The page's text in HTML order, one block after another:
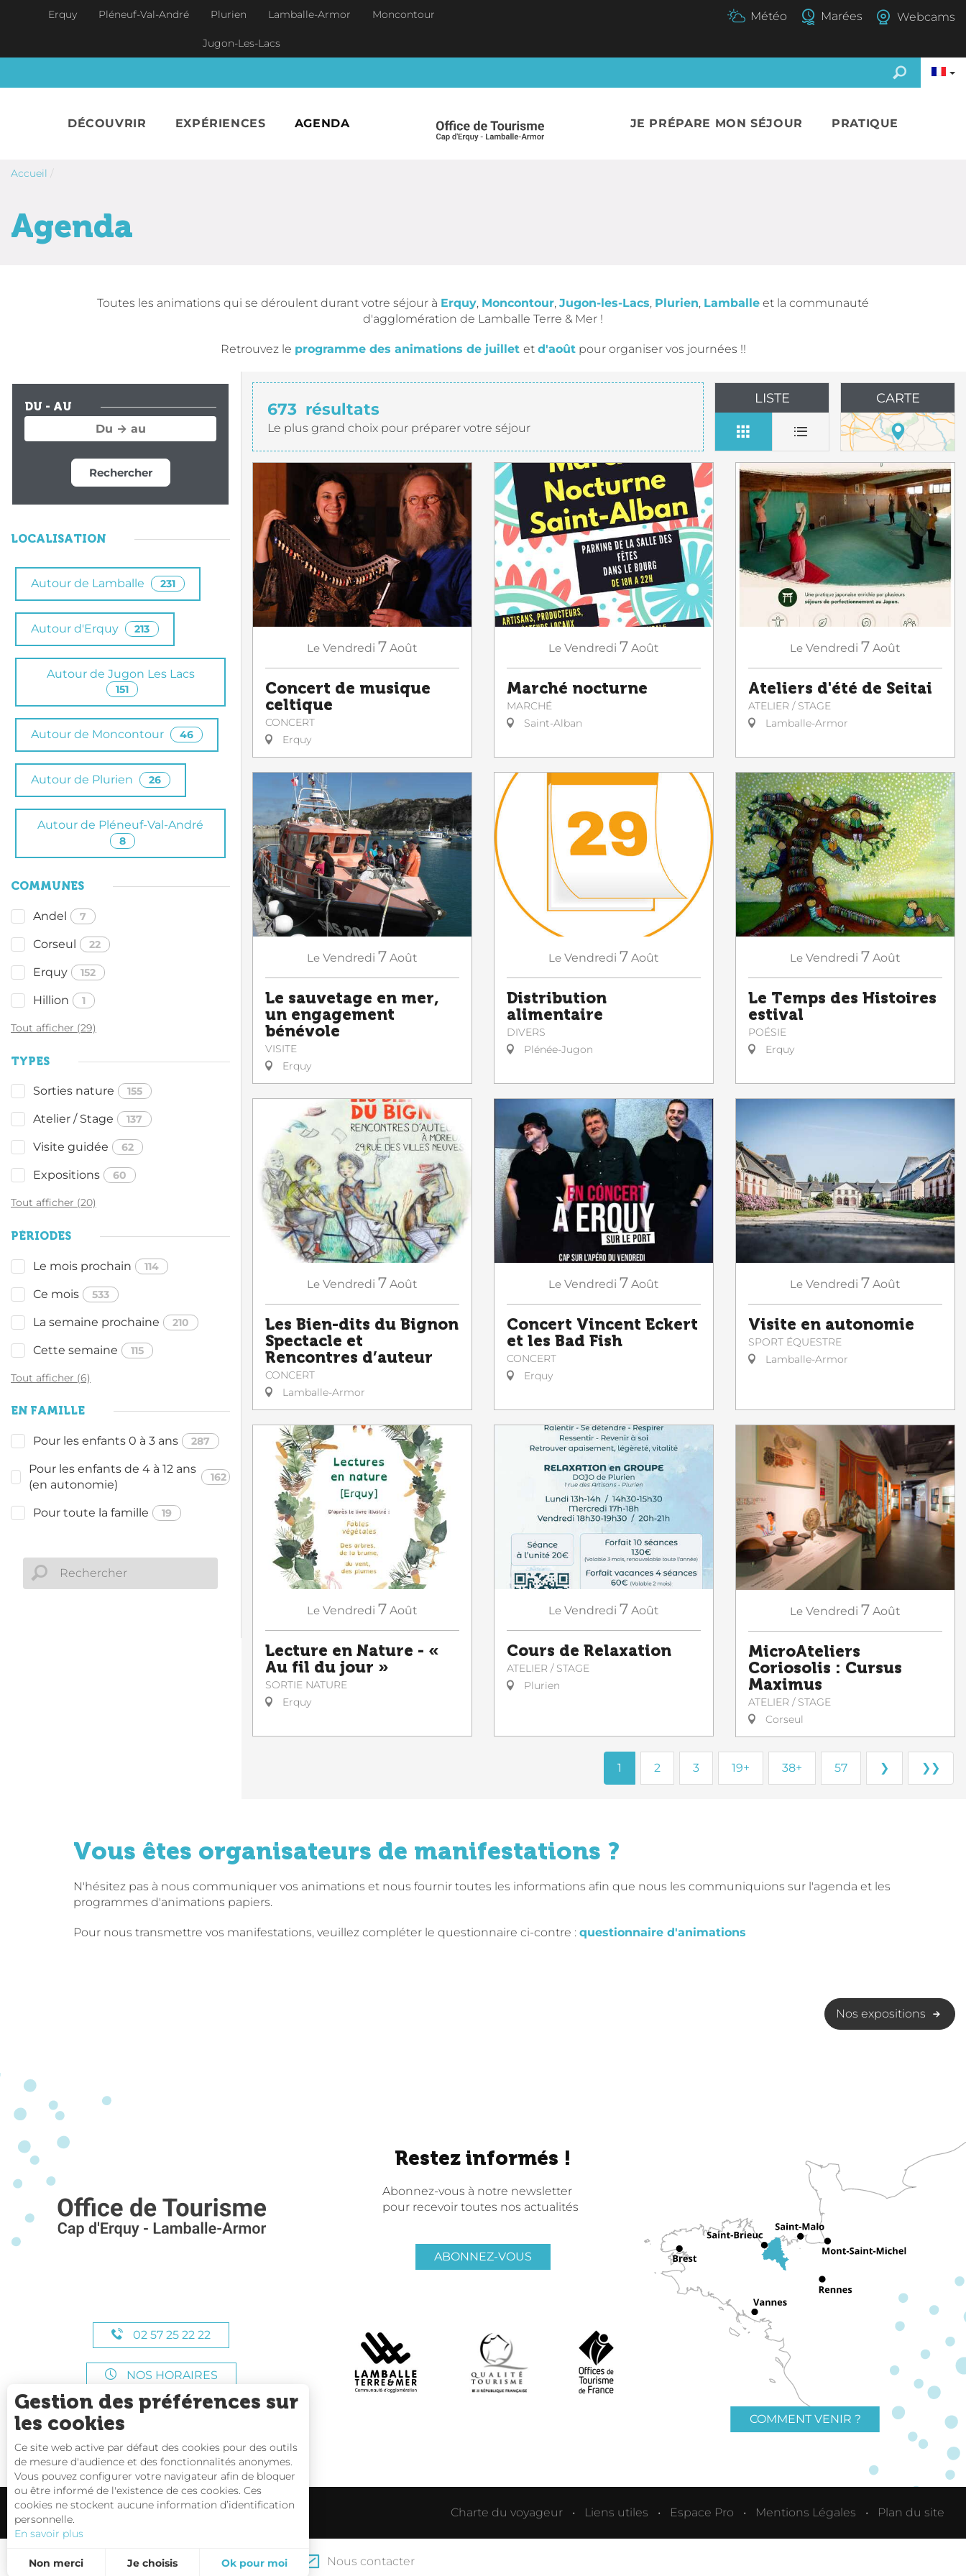
Aller au contenu principal
Erquy Pléneuf-Val-André Plurien Lamballe-Armor Moncontour
Jugon-Les-Lacs
Webcams
DÉCOUVRIR EXPÉRIENCES AGENDA JE PRÉPARE MON SÉJOUR PRATIQUE
Accueil /
Agenda
Toutes les animations qui se déroulent durant votre séjour à Erquy, Moncontour, Jugon-les-Lacs, Plurien, Lamballe et la communauté
d'agglomération de Lamballe Terre & Mer !
Retrouvez le programme des animations de juillet et d'aoûtpour organiser vos journées !!
DU - AU
Rechercher
LOCALISATION
Autour de Lamballe 231
Autour d'Erquy 213
Autour de Jugon Les Lacs
151
Autour de Moncontour 46
Autour de Plurien 26
Autour de Pléneuf-Val-André
8
COMMUNES
Andel 7
Corseul 22
Erquy 152
Hillion 1
Tout afficher (29)
TYPES
Sorties nature 155
Atelier / Stage 137
Visite guidée 62
Expositions 60
Tout afficher (20)
PÉRIODES
Le mois prochain 114
Ce mois 533
La semaine prochaine 210
Cette semaine 115
Tout afficher (6)
EN FAMILLE
Pour les enfants 0 à 3 ans 287
Pour les enfants de 4 à 12 ans
(en autonomie)
162
Pour toute la famille 19
673 résultats
Le plus grand choix pour préparer votre séjour
LISTE CARTE
Le Vendredi 7 Août
Concert de musique
celtique
CONCERT
Erquy
Le Vendredi 7 Août
Marché nocturne
MARCHÉ
Saint-Alban
Le Vendredi 7 Août
Ateliers d'été de Seitai
ATELIER / STAGE
Lamballe-Armor
Le Vendredi 7 Août
Le sauvetage en mer,
un engagement
bénévole
VISITE
Erquy
Le Vendredi 7 Août
Distribution
alimentaire
DIVERS
Plénée-Jugon
Le Vendredi 7 Août
Le Temps des Histoires
estival
POÉSIE
Erquy
Le Vendredi 7 Août
Les Bien-dits du Bignon
Spectacle et
Rencontres d’auteur
CONCERT
Lamballe-Armor
Le Vendredi 7 Août
Concert Vincent Eckert
et les Bad Fish
CONCERT
Erquy
Le Vendredi 7 Août
Visite en autonomie
SPORT ÉQUESTRE
Lamballe-Armor
Le Vendredi 7 Août
Lecture en Nature - «
Au fil du jour »
SORTIE NATURE
Erquy
Le Vendredi 7 Août
Cours de Relaxation
ATELIER / STAGE
Plurien
Le Vendredi 7 Août
MicroAteliers
Coriosolis : Cursus
Maximus
ATELIER / STAGE
Corseul
1 2 3 19+ 38+ 57 ❯ ❯❯
Vous êtes organisateurs de manifestations ?
N'hésitez pas à nous communiquer vos animations et nous fournir toutes les informations afin que nous les communiquions sur l'agenda et les
programmes d'animations papiers.
Pour nous transmettre vos manifestations, veuillez compléter le questionnaire ci-contre : questionnaire d'animations
Nos expositions
02 57 25 22 22
NOS HORAIRES
Restez informés !
Abonnez-vous à notre newsletter
pour recevoir toutes nos actualités
ABONNEZ-VOUS
COMMENT VENIR ?
Charte du voyageur Liens utiles Espace Pro Mentions Légales Plan du site
Carte interactive Nous contacter
Gestion des préférences sur
les cookies
Ce site web active par défaut des cookies pour des outils
de mesure d'audience et des fonctionnalités anonymes.
Vous pouvez configurer votre navigateur afin de bloquer
ou être informé de l'existence de ces cookies. Ces
cookies ne stockent aucune information d’identification
personnelle.
En savoir plus
Non merci Je choisis Ok pour moi